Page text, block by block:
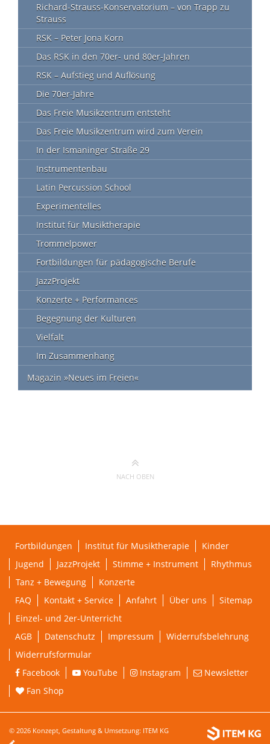
Richard-Strauss-Konservatorium – von Trapp zu
Strauss
RSK – Peter Jona Korn
Das RSK in den 70er- und 80er-Jahren
RSK – Aufstieg und Auflösung
Die 70er-Jahre
Das Freie Musikzentrum entsteht
Das Freie Musikzentrum wird zum Verein
In der Ismaninger Straße 29
Instrumentenbau
Latin Percussion School
Experimentelles
Institut für Musiktherapie
Trommelpower
Fortbildungen für pädagogische Berufe
JazzProjekt
Konzerte + Performances
Begegnung der Kulturen
Vielfalt
Im Zusammenhang
Magazin »Neues im Freien«
NACH OBEN
Fortbildungen Institut für Musiktherapie
Kinder
Jugend
JazzProjekt Stimme + Instrument
Rhythmus
Tanz + Bewegung
Konzerte
FAQ
Kontakt + Service Anfahrt Über uns
Sitemap
Einzel- und 2er-Unterricht
AGB
Datenschutz Impressum
Widerrufsbelehrung
Widerrufsformular
Facebook
YouTube Instagram
Newsletter
Fan Shop
© 2026 Konzept, Gestaltung & Umsetzung: ITEM KG